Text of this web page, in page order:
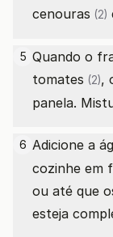
cenouras (2)
5 Quando o
tomates (2),
panela.
6 Adicione a
cozinhe em
ou até que
esteja